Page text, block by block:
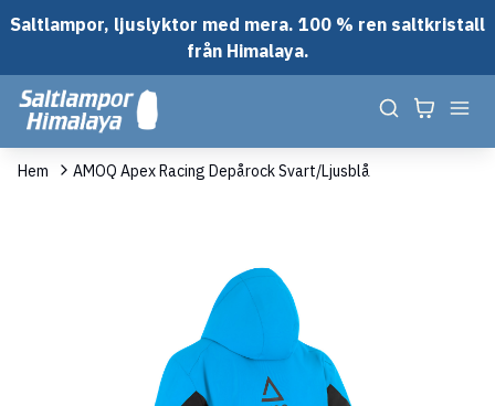
Saltlampor, ljuslyktor med mera. 100 % ren saltkristall
från Himalaya.
Hem AMOQ Apex Racing Depårock Svart/Ljusblå